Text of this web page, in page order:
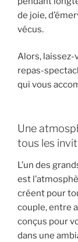
de joie,
vécus.
Alors, laissez-
repas-
qui vous
Une
tous les
L’un des
est
créent pour
couple, entre
conçus pour
dans une